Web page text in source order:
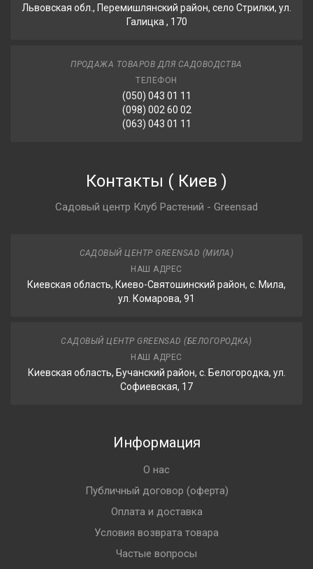
Львовская обл., Перемишлянский район, село Стрилки, ул.
Галицка , 170
ПРОДАЖА ТОВАРОВ ДЛЯ САДОВОДСТВА
ТЕЛЕФОН
(050) 043 01 11
(098) 002 60 02
(063) 043 01 11
Контакты ( Киев )
Садовый центр Клуб Растений - Greensad
САДОВЫЙ ЦЕНТР GREENSAD (МИЛА)
НАШ АДРЕС
Киевская область, Киево-Святошинский район, с. Мила,
ул. Комарова, 91
САДОВЫЙ ЦЕНТР GREENSAD (БЕЛОГОРОДКА)
НАШ АДРЕС
Киевская область, Бучанский район, с. Белогородка, ул.
Софиевская, 17
Информация
О нас
Публичный договор (оферта)
Оплата и доставка
Условия возврата товара
Частые вопросы